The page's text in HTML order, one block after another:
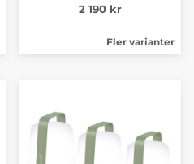
2 190 kr
Fler varianter